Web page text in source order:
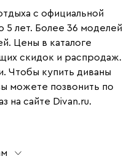
с официальной
5 лет. Более 36 моделей
Цены в каталоге
скидок и распродаж.
Чтобы купить диваны
можете позвонить по
на сайте Divan.ru.